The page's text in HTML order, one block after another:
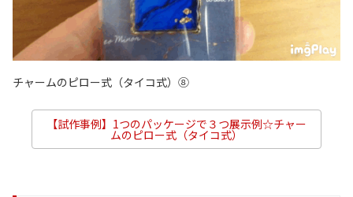
チャームのピロー式（タイコ式）⑧
【試作事例】1つのパッケージで３つ展示例☆チャー
ムのピロー式（タイコ式）